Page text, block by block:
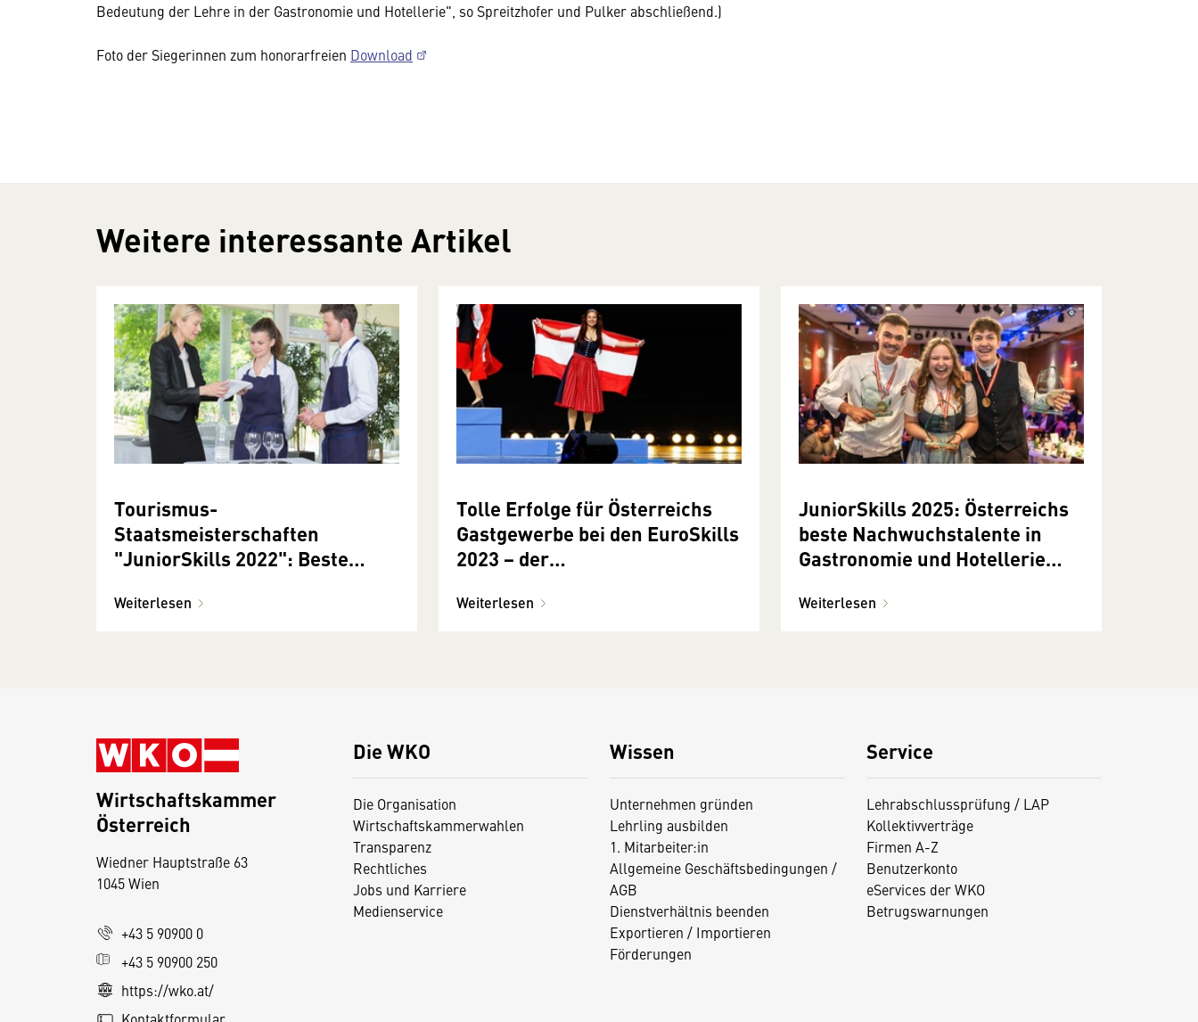
Bedeutung der Lehre in der Gastronomie und Hotellerie", so Spreitzhofer und Pulker abschließend.)
Foto der Siegerinnen zum honorarfreien Download
Weitere interessante Artikel
Tourismus-
Staatsmeisterschaften
"JuniorSkills 2022": Beste
gekürt
Weiterlesen
Tolle Erfolge für Österreichs
Gastgewerbe bei den EuroSkills
2023 − der
Berufe in Danzig
Weiterlesen
JuniorSkills 2025: Österreichs
beste Nachwuchstalente in
Gastronomie und Hotellerie
Weiterlesen
Die WKO
Die Organisation
Wirtschaftskammerwahlen
Transparenz
Rechtliches
Jobs und Karriere
Medienservice
Wissen
Unternehmen gründen
Lehrling ausbilden
1. Mitarbeiter:in
Allgemeine Geschäftsbedingungen /
AGB
Dienstverhältnis beenden
Exportieren / Importieren
Förderungen
Service
Lehrabschlussprüfung / LAP
Kollektivverträge
Firmen A-Z
Benutzerkonto
eServices der WKO
Betrugswarnungen
Wirtschaftskammer
Österreich
Wiedner Hauptstraße 63
1045 Wien
+43 5 90900 0
+43 5 90900 250
https://wko.at/